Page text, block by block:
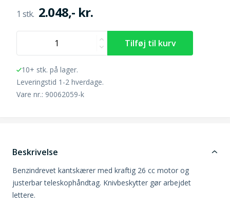
2.048,- kr.
10+ stk. på lager.
Leveringstid 1-2 hverdage.
Vare nr.: 90062059-k
Beskrivelse
Benzindrevet kantskærer med kraftig 26 cc motor og
justerbar teleskophåndtag. Knivbeskytter gør arbejdet
lettere.